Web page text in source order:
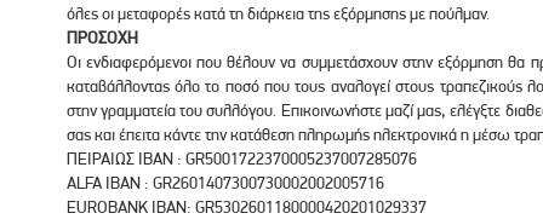
όλες οι μεταφορές κατά τη διάρκεια της εξόρμησης με πούλμαν.
ΠΡΟΣΟΧΗ
Οι ενδιαφερόμενοι που θέλουν να συμμετάσχουν στην εξόρμηση θα
καταβάλλοντας όλο το ποσό που τους αναλογεί στους τραπεζικούς
στην γραμματεία του συλλόγου. Επικοινωνήστε μαζί μας, ελέγξτε
σας και έπειτα κάντε την κατάθεση πληρωμής ηλεκτρονικά η μέσω
ΠΕΙΡΑΙΩΣ ΙΒΑΝ : GR5001722370005237007285076
ALFA IBAN : GR2601407300730002002005716
EUROBANK IBAN: GR5302601180000420201029337